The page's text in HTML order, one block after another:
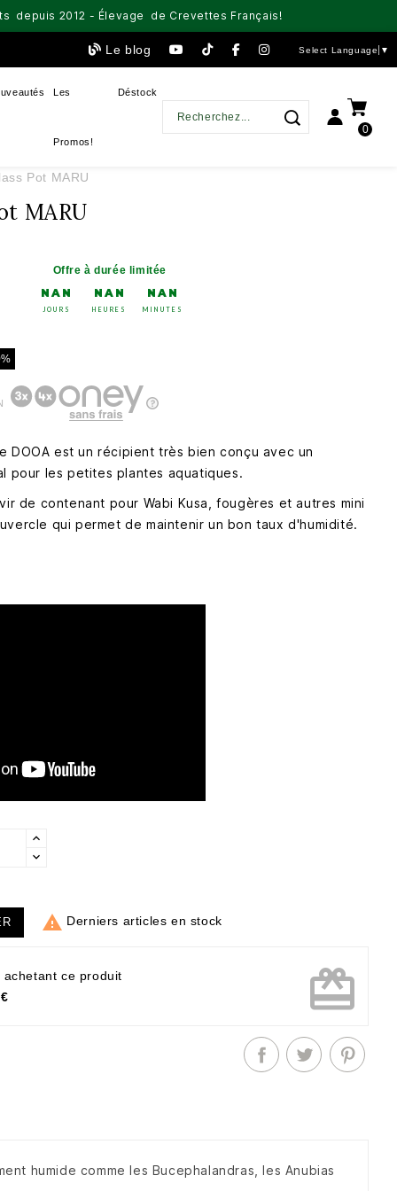
depuis 2012 - Élevage de Crevettes Français!
Le blog Select Language ▼
Les
Promos!
Déstock
0
Pot MARU
MARU
Offre à durée limitée
NAN
JOURS
NAN
HEURES
NAN
MINUTES
DOOA est un récipient très bien conçu avec un
pour les petites plantes aquatiques.
de contenant pour Wabi Kusa, fougères et autres mini
qui permet de maintenir un bon taux d'humidité.
 Derniers articles en stock
achetant ce produit
card_giftcard
humide comme les Bucephalandras, les Anubias